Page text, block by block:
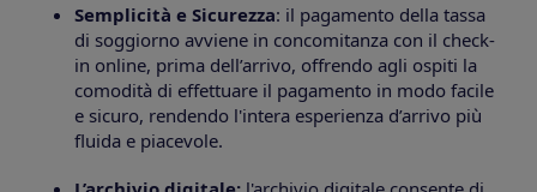
Semplicità e Sicurezza: il pagamento della tassa
di soggiorno avviene in concomitanza con il check-
in online, prima dell’arrivo, offrendo agli ospiti la
comodità di effettuare il pagamento in modo facile
e sicuro, rendendo l'intera esperienza d’arrivo più
fluida e piacevole.